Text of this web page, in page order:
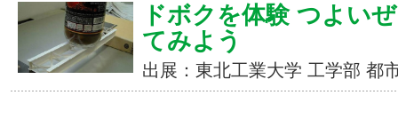
ドボクを体験 つよい
てみよう
出展：東北工業大学 工学部 都